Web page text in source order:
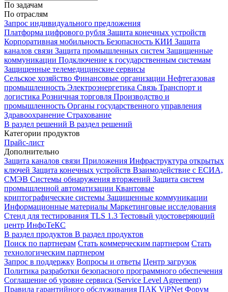
По задачам
По отраслям
Запрос индивидуального предложения
Платформа цифрового рубля Защита конечных устройств
Корпоративная мобильность Безопасность КИИ Защита
каналов связи Защита промышленных систем Защищенные
коммуникации Подключение к государственным системам
Защищенные телемедицинские сервисы
Сельское хозяйство Финансовые организации Нефтегазовая
промышленность Электроэнергетика Связь Транспорт и
логистика Розничная торговля Производство и
промышленность Органы государственного управления
Здравоохранение Страхование
В раздел решений В раздел решений
Категории продуктов
Прайс-лист
Дополнительно
Защита каналов связи Приложения Инфраструктура открытых
ключей Защита конечных устройств Взаимодействие с ЕСИА,
СМЭВ Системы обнаружения вторжений Защита систем
промышленной автоматизации Квантовые
криптографические системы Защищенные коммуникации
Информационные материалы Маркетинговые исследования
Стенд для тестирования TLS 1.3 Тестовый удостоверяющий
центр ИнфоТеКС
В раздел продуктов В раздел продуктов
Поиск по партнерам Стать коммерческим партнером Стать
технологическим партнером
Запрос в поддержку Вопросы и ответы Центр загрузок
Политика разработки безопасного программного обеспечения
Соглашение об уровне сервиса (Service Level Agreement)
Правила гарантийного обслуживания ПАК ViPNet Форум